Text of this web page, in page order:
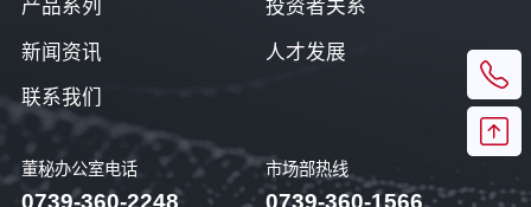
董秘办公室电话 市场部热线
产品系列 投资者关系
新闻资讯 人才发展
联系我们